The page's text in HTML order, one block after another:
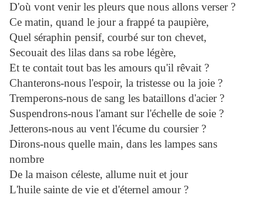
D'où vont venir les pleurs que nous allons verser ?
Ce matin, quand le jour a frappé ta paupière,
Quel séraphin pensif, courbé sur ton chevet,
Secouait des lilas dans sa robe légère,
Et te contait tout bas les amours qu'il rêvait ?
Chanterons-nous l'espoir, la tristesse ou la joie ?
Tremperons-nous de sang les bataillons d'acier ?
Suspendrons-nous l'amant sur l'échelle de soie ?
Jetterons-nous au vent l'écume du coursier ?
Dirons-nous quelle main, dans les lampes sans
nombre
De la maison céleste, allume nuit et jour
L'huile sainte de vie et d'éternel amour ?